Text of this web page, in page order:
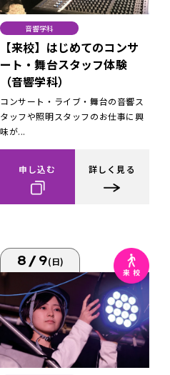
音響学科
【来校】はじめてのコンサ
ート・舞台スタッフ体験
（音響学科）
コンサート・ライブ・舞台の音響ス
タッフや照明スタッフのお仕事に興
味が...
申し込む 詳しく見る
8/9(日)